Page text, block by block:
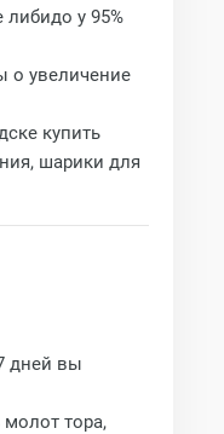
у 95%
о увеличение
купить
шарики для
дней вы
тора,